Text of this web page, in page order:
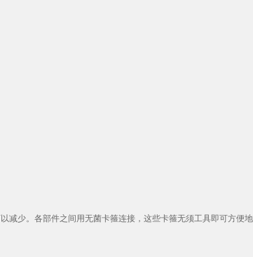
减少。各部件之间用无菌卡箍连接，这些卡箍无须工具即可方便地